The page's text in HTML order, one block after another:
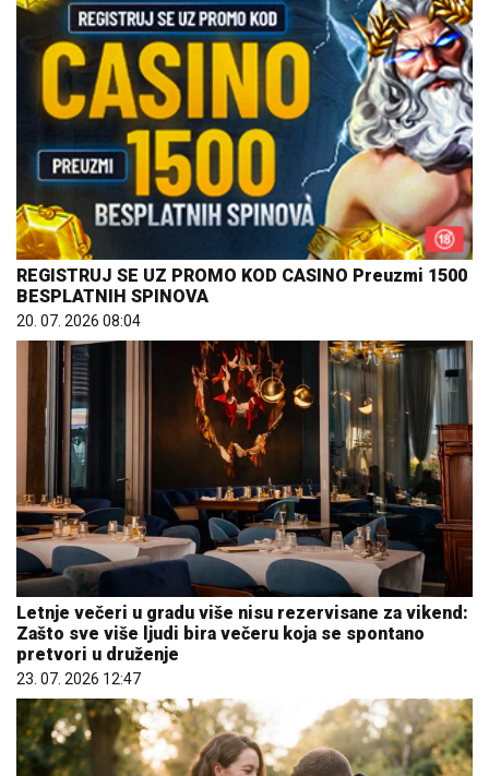
REGISTRUJ SE UZ PROMO KOD CASINO Preuzmi 1500
BESPLATNIH SPINOVA
20. 07. 2026 08:04
Letnje večeri u gradu više nisu rezervisane za vikend:
Zašto sve više ljudi bira večeru koja se spontano
pretvori u druženje
23. 07. 2026 12:47